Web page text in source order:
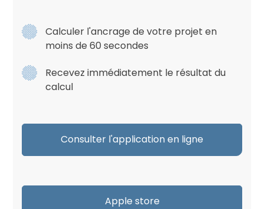
Calculer l'ancrage de votre projet en
moins de 60 secondes
Recevez immédiatement le résultat du
calcul
Consulter l'application en ligne
Apple store